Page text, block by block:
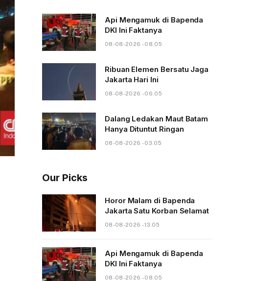
Api Mengamuk di Bapenda
DKI Ini Faktanya
08-08-2026 - 08.05
Ribuan Elemen Bersatu Jaga
Jakarta Hari Ini
08-08-2026 - 06.05
Dalang Ledakan Maut Batam
Hanya Dituntut Ringan
08-08-2026 - 03.05
Our Picks
Horor Malam di Bapenda
Jakarta Satu Korban Selamat
08-08-2026 - 13.05
Api Mengamuk di Bapenda
DKI Ini Faktanya
08-08-2026 - 08.05